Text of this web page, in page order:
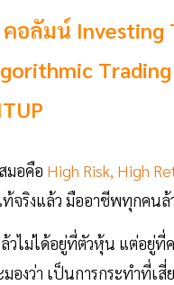
อลัมน์
มอคือ High Risk, High
จริงแล้ว มืออาชีพทุกคน
วไม่ได้อยู่ที่ตัวหุ้น แต่อยู่ที่
งว่า เป็นการกระทำที่เ